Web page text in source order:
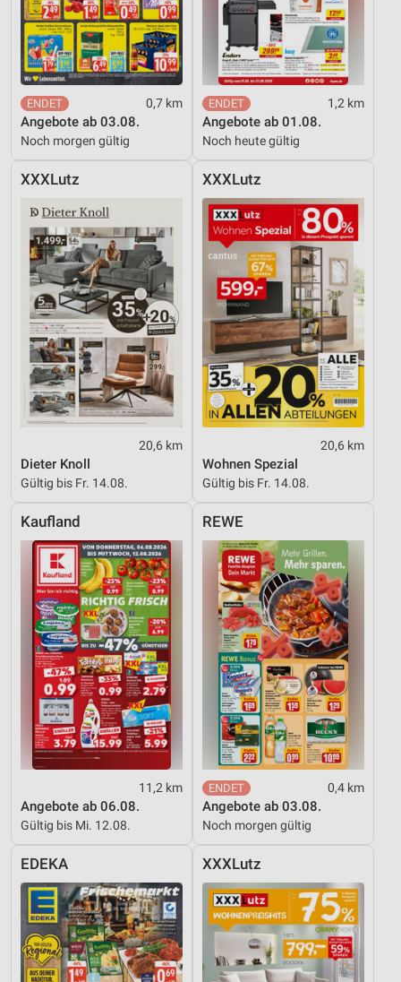
0,7 km
Angebote ab 03.08.
Noch morgen gültig
1,2 km
Angebote ab 01.08.
Noch heute gültig
XXXLutz
20,6 km
Dieter Knoll
Gültig bis Fr. 14.08.
XXXLutz
20,6 km
Wohnen Spezial
Gültig bis Fr. 14.08.
Kaufland
11,2 km
Angebote ab 06.08.
Gültig bis Mi. 12.08.
REWE
0,4 km
Angebote ab 03.08.
Noch morgen gültig
EDEKA XXXLutz